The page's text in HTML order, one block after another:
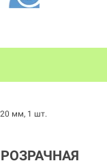
мм, 1 шт.